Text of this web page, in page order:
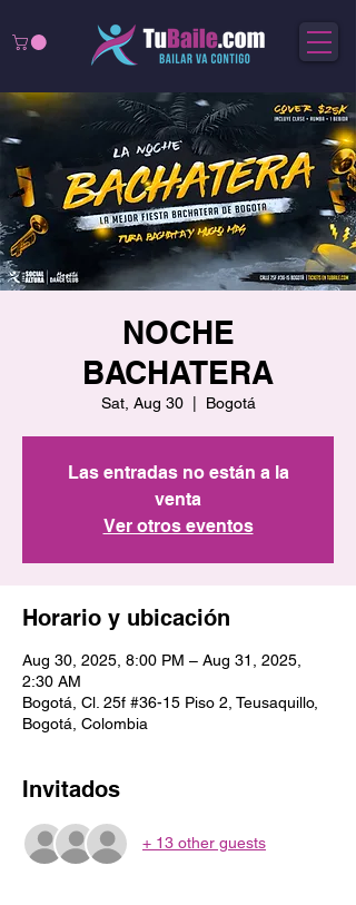
NOCHE
BACHATERA
Sat, Aug 30
  |
Bogotá
Las entradas no están a la
venta
Ver otros eventos
Horario y ubicación
Aug 30, 2025, 8:00 PM – Aug 31, 2025,
2:30 AM
Bogotá, Cl. 25f #36-15 Piso 2, Teusaquillo,
Bogotá, Colombia
Invitados
+ 13 other guests